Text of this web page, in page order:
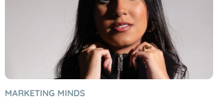
MARKETING MINDS